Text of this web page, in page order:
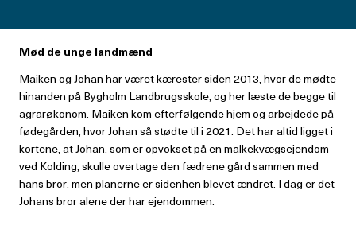
Mød de unge landmænd
Maiken og Johan har været kærester siden 2013, hvor de mødte
hinanden på Bygholm Landbrugsskole, og her læste de begge til
agrarøkonom. Maiken kom efterfølgende hjem og arbejdede på
fødegården, hvor Johan så stødte til i 2021. Det har altid ligget i
kortene, at Johan, som er opvokset på en malkekvægsejendom
ved Kolding, skulle overtage den fædrene gård sammen med
hans bror, men planerne er sidenhen blevet ændret. I dag er det
Johans bror alene der har ejendommen.